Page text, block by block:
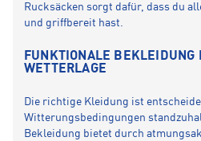
Rucksäcken sorgt dafür, dass du
und griffbereit hast.
FUNKTIONALE BEKLEIDUNG
WETTERLAGE
Die richtige Kleidung ist
Witterungsbedingungen
Bekleidung bietet durch